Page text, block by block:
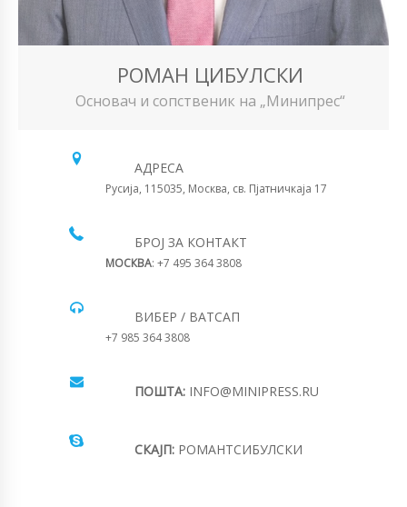
РОМАН ЦИБУЛСКИ
Основач и сопственик на „Минипрес“
АДРЕСА
Русија, 115035, Москва, св. Пјатничкаја 17
БРОЈ ЗА КОНТАКТ
МОСКВА: +7 495 364 3808
ВИБЕР / ВАТСАП
+7 985 364 3808
ПОШТА: INFO@MINIPRESS.RU
СКАЈП: РОМАНТСИБУЛСКИ